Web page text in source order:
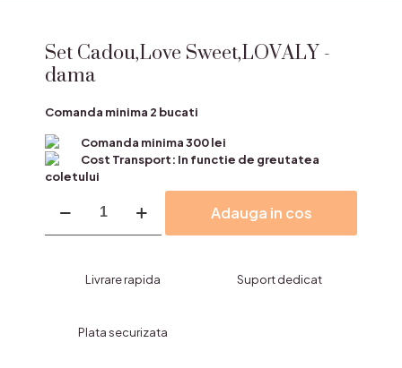
Set Cadou,Love Sweet,LOVALY -
dama
Comanda minima 2 bucati
Comanda minima 300 lei
Cost Transport: In functie de greutatea
coletului
Set
Cadou,Love
Adauga in cos
Livrare rapida Suport dedicat
Plata securizata